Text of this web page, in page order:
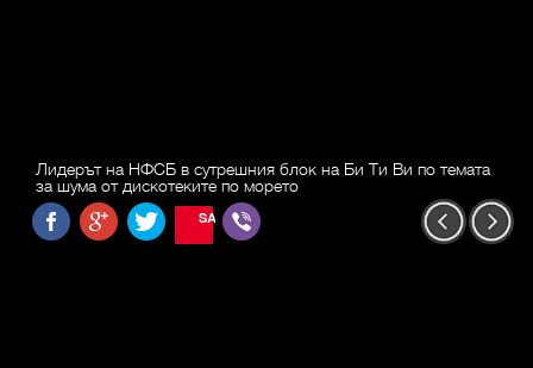
Лидерът на НФСБ в сутрешния блок на Би Ти Ви по темата
за шума от дискотеките по морето
SAVE